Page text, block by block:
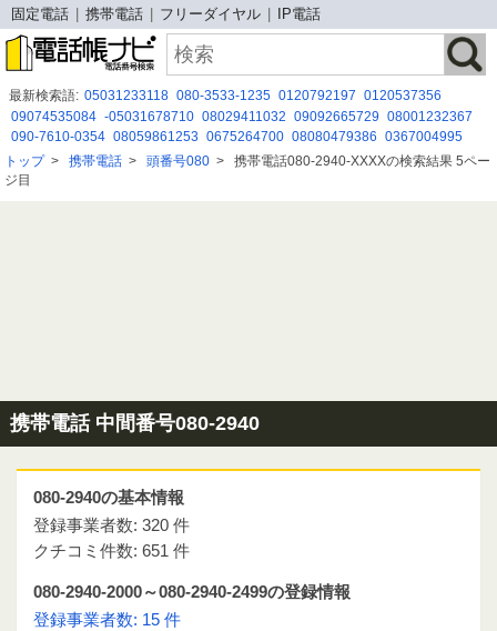
固定電話 携帯電話 フリーダイヤル IP電話
最新検索語: 05031233118 080-3533-1235 0120792197 0120537356
09074535084 -05031678710 08029411032 09092665729 08001232367
090-7610-0354 08059861253 0675264700 08080479386 0367004995
0425112950 05052920947 08068160061 ０８００１００７６３４
08080479254
トップ> 携帯電話 > 頭番号080 > 携帯電話080-2940-XXXXの検索結果 5ペー
ジ目
携帯電話 中間番号080-2940
080-2940の基本情報
登録事業者数: 320 件
クチコミ件数: 651 件
080-2940-2000～080-2940-2499の登録情報
登録事業者数: 15 件